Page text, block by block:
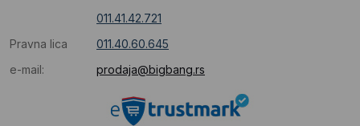
011.41.42.721
Pravna lica
011.40.60.645
e-mail:
prodaja@bigbang.rs